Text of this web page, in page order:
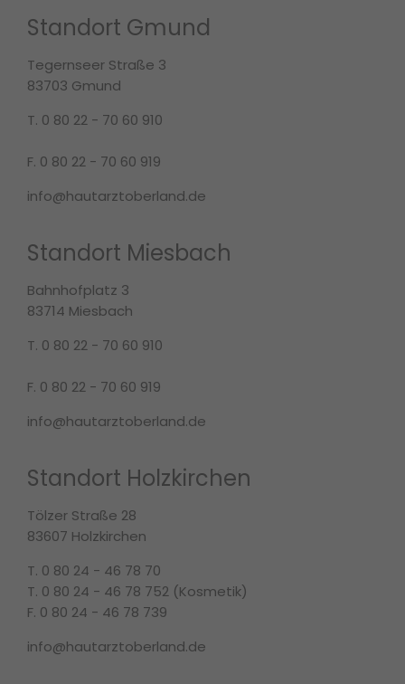
Standort Gmund
Tegernseer Straße 3
83703 Gmund
T. 0 80 22 - 70 60 910
F. 0 80 22 - 70 60 919
info@hautarztoberland.de
Standort Miesbach
Bahnhofplatz 3
83714 Miesbach
T. 0 80 22 - 70 60 910
F. 0 80 22 - 70 60 919
info@hautarztoberland.de
Standort Holzkirchen
Tölzer Straße 28
83607 Holzkirchen
T. 0 80 24 - 46 78 70
T. 0 80 24 - 46 78 752 (Kosmetik)
F. 0 80 24 - 46 78 739
info@hautarztoberland.de